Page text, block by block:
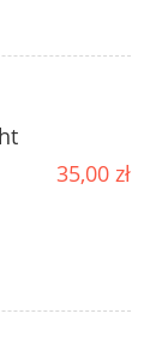
35,00 zł